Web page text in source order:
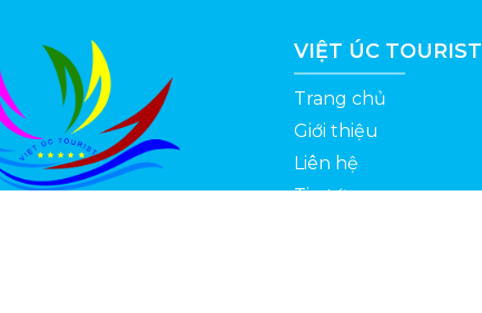
VIỆT ÚC TOURIST
Trang chủ
Giới thiệu
Liên hệ
Tin tức